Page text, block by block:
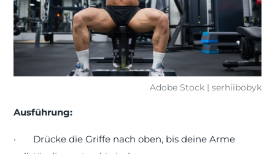
Adobe Stock | serhiibobyk
Ausführung:
· Drücke die Griffe nach oben, bis deine Arme